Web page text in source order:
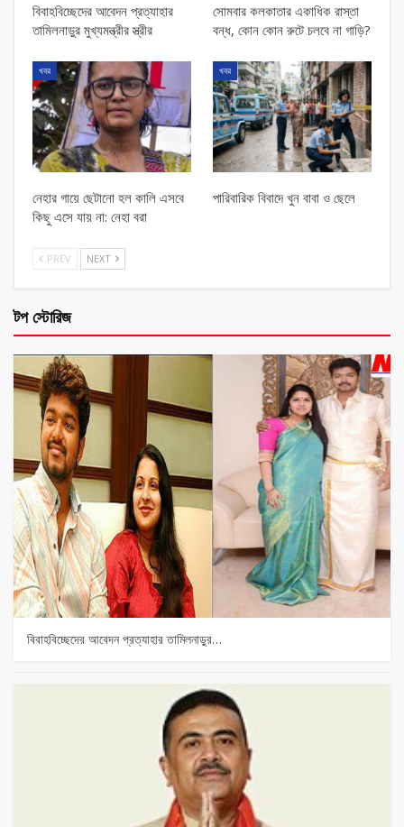
বিবাহবিচ্ছেদের আবেদন প্রত্যাহার
তামিলনাড়ুর মুখ্যমন্ত্রীর স্ত্রীর
সোমবার কলকাতার একাধিক রাস্তা
বন্ধ, কোন কোন রুটে চলবে না গাড়ি?
খবর
নেহার গায়ে ছেটানো হল কালি এসবে
কিছু এসে যায় না: নেহা বরা
খবর
পারিবারিক বিবাদে খুন বাবা ও ছেলে
PREV NEXT
টপ স্টোরিজ
বিবাহবিচ্ছেদের আবেদন প্রত্যাহার তামিলনাড়ুর…